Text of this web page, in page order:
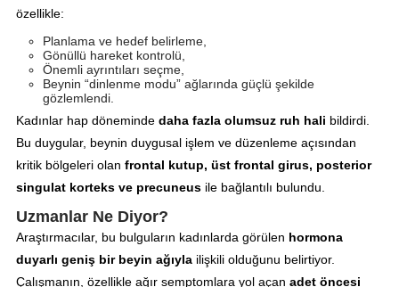
özellikle:
Planlama ve hedef belirleme,
Gönüllü hareket kontrolü,
Önemli ayrıntıları seçme,
Beynin “dinlenme modu” ağlarında güçlü şekilde
gözlemlendi.
Kadınlar hap döneminde daha fazla olumsuz ruh hali bildirdi.
Bu duygular, beynin duygusal işlem ve düzenleme açısından
kritik bölgeleri olan frontal kutup, üst frontal girus, posterior
singulat korteks ve precuneusile bağlantılı bulundu.
Uzmanlar Ne Diyor?
Araştırmacılar, bu bulguların kadınlarda görülen hormona
duyarlı geniş bir beyin ağıylailişkili olduğunu belirtiyor.
Çalışmanın, özellikle ağır semptomlara yol açan adet öncesi